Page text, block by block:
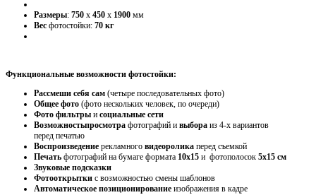
Размеры: 750 х 450 х 1900 мм
Вес фотостойки: 70 кг
Функциональные возможности фотостойки:
Рассмеши себя сам (четыре последовательных фото)
Общее фото (фото нескольких человек, по очереди)
Фото фильтры и социальные сети
Возможностьпросмотра фотографий и выбора из 4-х вариантов
перед печатью
Воспроизведение рекламного видеоролика перед съемкой
Печать фотографий на бумаге формата 10х15 и фотополосок 5х15 см
Звуковые подсказки
Фотооткрытки с возможностью смены шаблонов
Автоматическое позиционирование изображения в кадре